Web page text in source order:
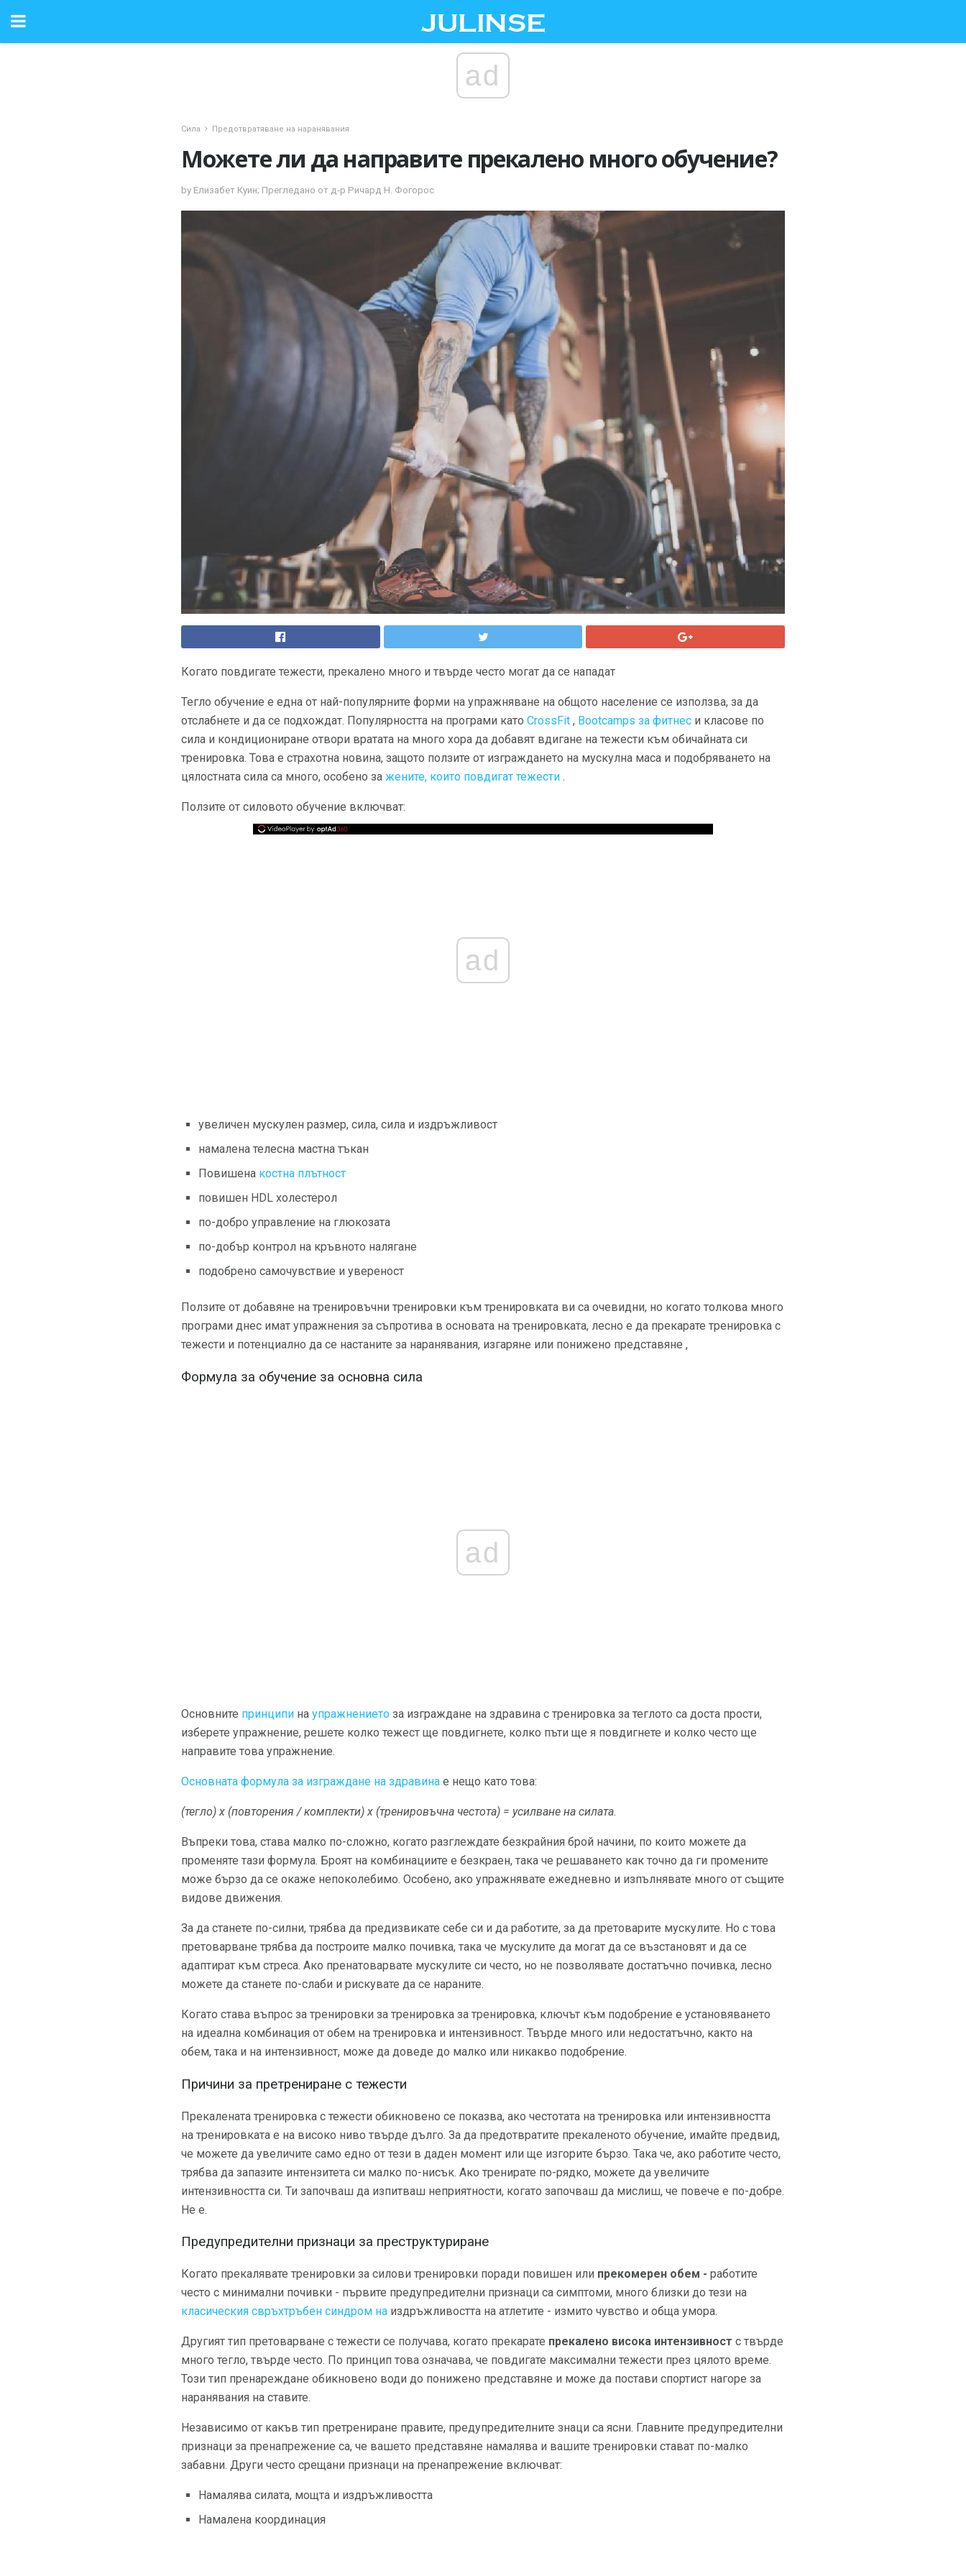
ad
Сила Предотвратяване на наранявания
Можете ли да направите прекалено много обучение?
by Елизабет Куин; Прегледано от д-р Ричард Н. Фогорос
Когато повдигате тежести, прекалено много и твърде често могат да се нападат
Тегло обучение е една от най-популярните форми на упражняване на общото население се използва, за да
отслабнете и да се подхождат. Популярността на програми като CrossFit , Bootcamps за фитнес и класове по
сила и кондициониране отвори вратата на много хора да добавят вдигане на тежести към обичайната си
тренировка. Това е страхотна новина, защото ползите от изграждането на мускулна маса и подобряването на
цялостната сила са много, особено за жените, които повдигат тежести .
Ползите от силовото обучение включват:
ad
увеличен мускулен размер, сила, сила и издръжливост
намалена телесна мастна тъкан
Повишена костна плътност
повишен HDL холестерол
по-добро управление на глюкозата
по-добър контрол на кръвното налягане
подобрено самочувствие и увереност
Ползите от добавяне на тренировъчни тренировки към тренировката ви са очевидни, но когато толкова много
програми днес имат упражнения за съпротива в основата на тренировката, лесно е да прекарате тренировка с
тежести и потенциално да се настаните за наранявания, изгаряне или понижено представяне ,
Формула за обучение за основна сила
ad
Основните принципи на упражнението за изграждане на здравина с тренировка за теглото са доста прости,
изберете упражнение, решете колко тежест ще повдигнете, колко пъти ще я повдигнете и колко често ще
направите това упражнение.
Основната формула за изграждане на здравина е нещо като това:
(тегло) x (повторения / комплекти) x (тренировъчна честота) = усилване на силата.
Въпреки това, става малко по-сложно, когато разглеждате безкрайния брой начини, по които можете да
променяте тази формула. Броят на комбинациите е безкраен, така че решаването как точно да ги промените
може бързо да се окаже непоколебимо. Особено, ако упражнявате ежедневно и изпълнявате много от същите
видове движения.
За да станете по-силни, трябва да предизвикате себе си и да работите, за да претоварите мускулите. Но с това
претоварване трябва да построите малко почивка, така че мускулите да могат да се възстановят и да се
адаптират към стреса. Ако пренатоварвате мускулите си често, но не позволявате достатъчно почивка, лесно
можете да станете по-слаби и рискувате да се нараните.
Когато става въпрос за тренировки за тренировка за тренировка, ключът към подобрение е установяването
на идеална комбинация от обем на тренировка и интензивност. Твърде много или недостатъчно, както на
обем, така и на интензивност, може да доведе до малко или никакво подобрение.
Причини за претрениране с тежести
Прекалената тренировка с тежести обикновено се показва, ако честотата на тренировка или интензивността
на тренировката е на високо ниво твърде дълго. За да предотвратите прекаленото обучение, имайте предвид,
че можете да увеличите само едно от тези в даден момент или ще изгорите бързо. Така че, ако работите често,
трябва да запазите интензитета си малко по-нисък. Ако тренирате по-рядко, можете да увеличите
интензивността си. Ти започваш да изпитваш неприятности, когато започваш да мислиш, че повече е по-добре.
Не е.
Предупредителни признаци за преструктуриране
Когато прекалявате тренировки за силови тренировки поради повишен или прекомерен обем - работите
често с минимални почивки - първите предупредителни признаци са симптоми, много близки до тези на
класическия свръхтръбен синдром на издръжливостта на атлетите - измито чувство и обща умора.
Другият тип претоварване с тежести се получава, когато прекарате прекалено висока интензивност с твърде
много тегло, твърде често. По принцип това означава, че повдигате максимални тежести през цялото време.
Този тип пренареждане обикновено води до понижено представяне и може да постави спортист нагоре за
наранявания на ставите.
Независимо от какъв тип претрениране правите, предупредителните знаци са ясни. Главните предупредителни
признаци за пренапрежение са, че вашето представяне намалява и вашите тренировки стават по-малко
забавни. Други често срещани признаци на пренапрежение включват:
Намалява силата, мощта и издръжливостта
Намалена координация